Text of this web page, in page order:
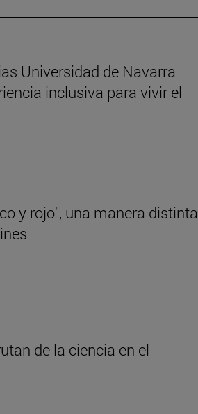
Universidad de Navarra
inclusiva para vivir el
y rojo", una manera distinta
de la ciencia en el